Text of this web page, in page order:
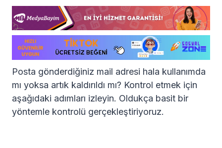
Posta gönderdiğiniz mail adresi hala kullanımda
mı yoksa artık kaldırıldı mı? Kontrol etmek için
aşağıdaki adımları izleyin. Oldukça basit bir
yöntemle kontrolü gerçekleştiriyoruz.